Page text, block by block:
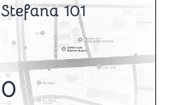
Stefana 101
0